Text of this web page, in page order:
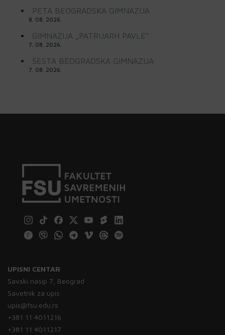
PETA BEOGRADSKA GIMNAZIJA
8. 08. 2026.
GIMNAZIJA „PATRIJARH PAVLE“
7. 08. 2026.
ŠESTA BEOGRADSKA GIMNAZIJA
7. 08. 2026.
UPISNI CENTAR
Savski nasip 7, Beograd
Savetnik za upis:
upis@fsu.edu.rs
+381 11 4011216
+381 11 4011217